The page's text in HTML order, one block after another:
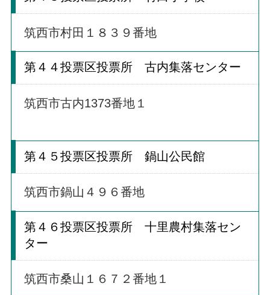
筑西市村田１８３９番地
第４４投票区投票所 古内集落センター
筑西市古内1373番地１
第４５投票区投票所 鍋山公民館
筑西市鍋山４９６番地
第４６投票区投票所 十里農村集落セン
ター
筑西市桑山１６７２番地１